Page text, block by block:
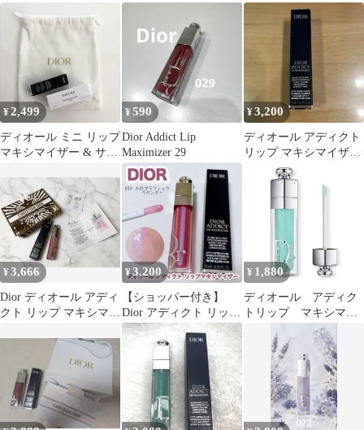
ザー 039
053
025ソーラー（限定色）
¥2,499
ディオール ミニ リップ
マキシマイザー & サク
巾着付き
¥590
Dior Addict Lip
Maximizer 29
¥3,200
ディオール アディクト
リップ マキシマイザー
¥3,666
Dior ディオール アディ
クト リップ マキシマイ
¥3,200
【ショッパー付き】
Dior アディクト リップ
マキシマイザー 003
¥ 1,880
ディオール アディク
トリップ マキシマイ
ザー 094 アクアポッ
プ 数量限定色